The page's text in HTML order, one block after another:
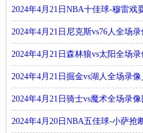
2024年4月21日NBA十佳球-穆雷戏
2024年4月21日尼克斯vs76人全场
2024年4月21日森林狼vs太阳全场
2024年4月21日掘金vs湖人全场录
2024年4月21日骑士vs魔术全场录
2024年4月20日NBA五佳球-小萨抢